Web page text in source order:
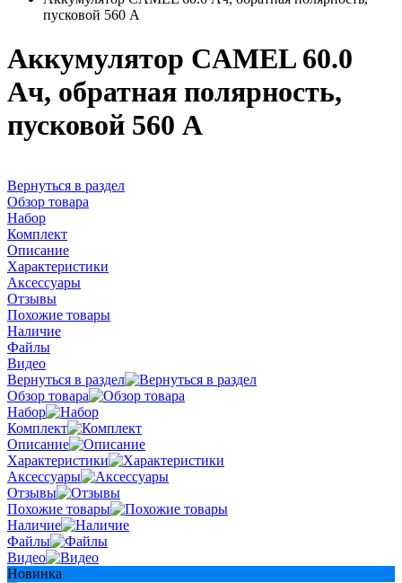
пусковой 560 А
Аккумулятор CAMEL 60.0
Ач, обратная полярность,
пусковой 560 А
Вернуться в раздел
Обзор товара
Набор
Комплект
Описание
Характеристики
Аксессуары
Отзывы
Похожие товары
Наличие
Файлы
Видео
Вернуться в раздел
Обзор товара
Набор
Комплект
Описание
Характеристики
Аксессуары
Отзывы
Похожие товары
Наличие
Файлы
Видео
Новинка